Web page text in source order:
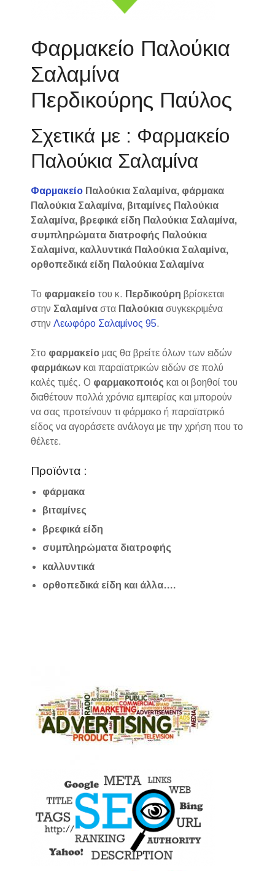
Φαρμακείο Παλούκια
Σαλαμίνα
Περδικούρης Παύλος
Σχετικά με : Φαρμακείο
Παλούκια Σαλαμίνα
Φαρμακείο Παλούκια Σαλαμίνα, φάρμακα
Παλούκια Σαλαμίνα, βιταμίνες Παλούκια
Σαλαμίνα, βρεφικά είδη Παλούκια Σαλαμίνα,
συμπληρώματα διατροφής Παλούκια
Σαλαμίνα, καλλυντικά Παλούκια Σαλαμίνα,
ορθοπεδικά είδη Παλούκια Σαλαμίνα
Το φαρμακείο του κ. Περδικούρη βρίσκεται
στην Σαλαμίνα στα Παλούκια συγκεκριμένα
στηνΛεωφόρο Σαλαμίνος 95.
Στο φαρμακείο μας θα βρείτε όλων των ειδών
φαρμάκων και παραϊατρικών ειδών σε πολύ
καλές τιμές. Ο φαρμακοποιός και οι βοηθοί του
διαθέτουν πολλά χρόνια εμπειρίας και μπορούν
να σας προτείνουν τι φάρμακο ή παραϊατρικό
είδος να αγοράσετε ανάλογα με την χρήση που το
θέλετε.
Προϊόντα :
φάρμακα
βιταμίνες
βρεφικά είδη
συμπληρώματα διατροφής
καλλυντικά
ορθοπεδικά είδη και άλλα….